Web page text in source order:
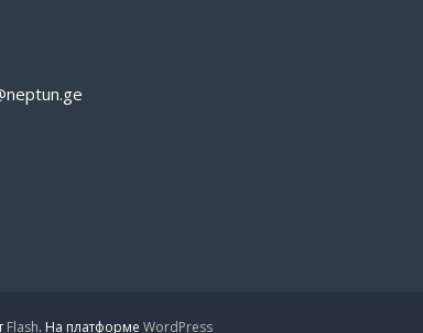
Flash. На платформе WordPress